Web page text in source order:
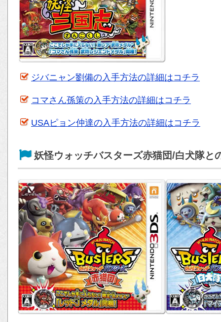
ジバニャン劉備の入手方法の詳細はコチラ
コマさん孫策の入手方法の詳細はコチラ
USAピョン仲達の入手方法の詳細はコチラ
妖怪ウォッチバスターズ赤猫団/白犬隊と